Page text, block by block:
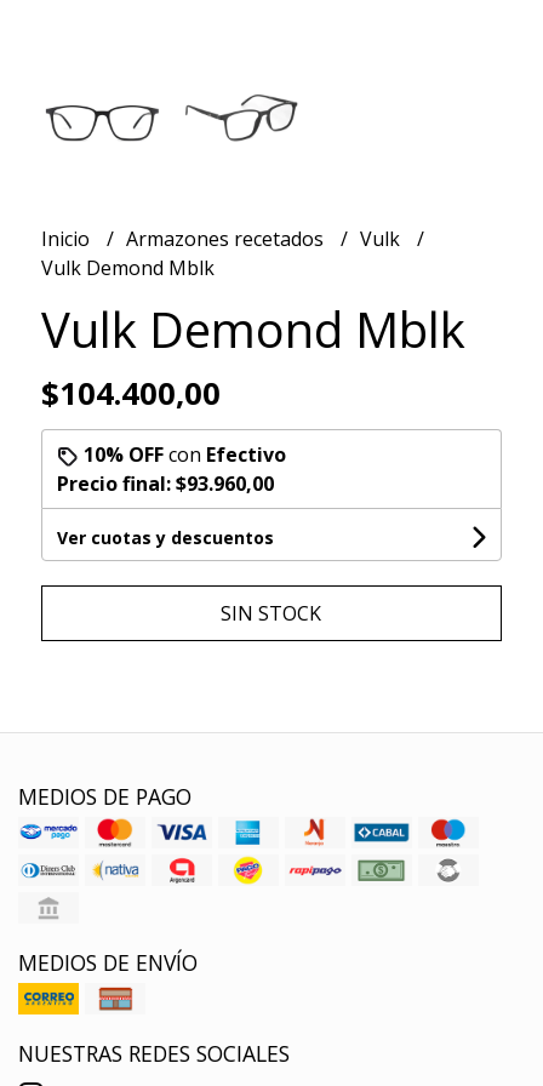
Inicio Armazones recetados
Vulk
Vulk Demond Mblk
Vulk Demond Mblk
$104.400,00
10% OFFcon Efectivo
Precio final:$93.960,00
Ver cuotas y descuentos
SIN STOCK
MEDIOS DE PAGO
MEDIOS DE ENVÍO
NUESTRAS REDES SOCIALES